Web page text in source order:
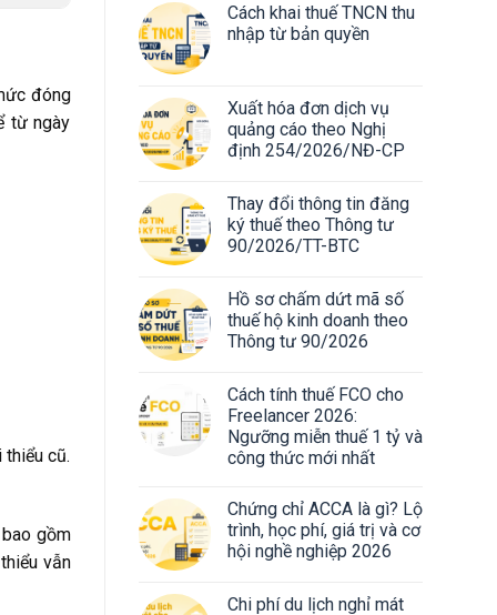
đóng
từ ngày
cũ.
gồm
vẫn
Cách khai thuế TNCN thu
nhập từ bản quyền
Xuất hóa đơn dịch vụ
quảng cáo theo Nghị
định 254/2026/NĐ-CP
Thay đổi thông tin đăng
ký thuế theo Thông tư
90/2026/TT-BTC
Hồ sơ chấm dứt mã số
thuế hộ kinh doanh theo
Thông tư 90/2026
Cách tính thuế FCO cho
Freelancer 2026:
Ngưỡng miễn thuế 1 tỷ và
công thức mới nhất
Chứng chỉ ACCA là gì? Lộ
trình, học phí, giá trị và cơ
hội nghề nghiệp 2026
Chi phí du lịch nghỉ mát